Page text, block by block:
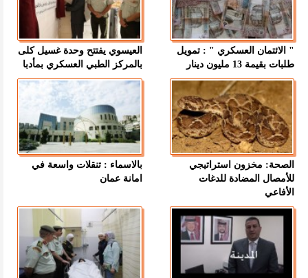
" الائتمان العسكري " : تمويل
طلبات بقيمة 13 مليون دينار
العيسوي يفتتح وحدة غسيل كلى
بالمركز الطبي العسكري بمأدبا
الصحة: مخزون استراتيجي
للأمصال المضادة للدغات
الأفاعي
بالاسماء : تنقلات واسعة في
امانة عمان